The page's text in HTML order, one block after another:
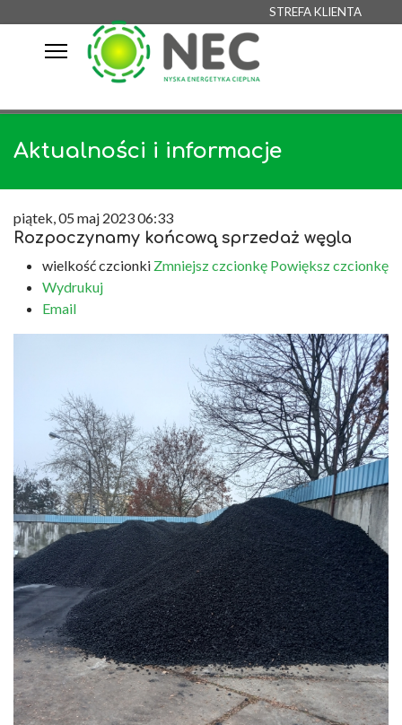
STREFA KLIENTA
Aktualności i informacje
piątek, 05 maj 2023 06:33
Rozpoczynamy końcową sprzedaż węgla
wielkość czcionki Zmniejsz czcionkę Powiększ czcionkę
Wydrukuj
Email